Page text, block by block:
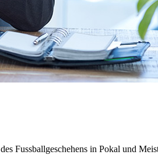
Fussballgeschehens in Pokal und